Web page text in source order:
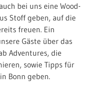
bei uns eine Wood-
Stoff geben, auf die
freuen. Ein
Gäste über das
Adventures, die
sowie Tipps für
Bonn geben.